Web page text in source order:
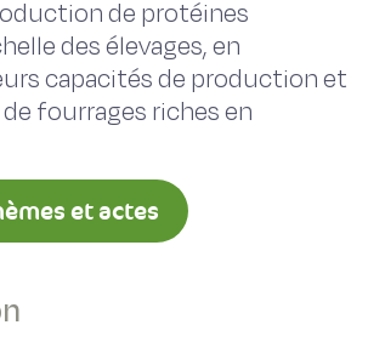
de protéines
des élevages, en
capacités de production et
fourrages riches en
et actes